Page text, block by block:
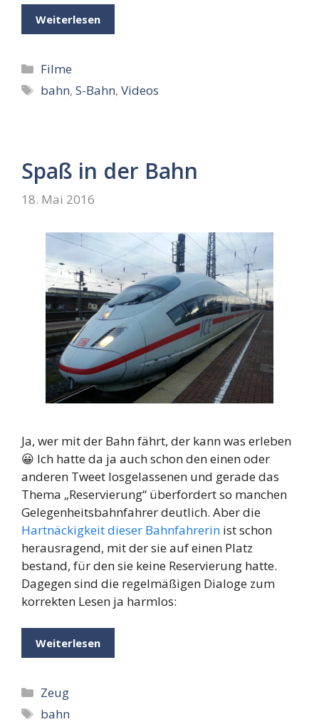
Weiterlesen
Kategorien
Filme
Schlagwörter
bahn,S-Bahn,Videos
Spaß in der Bahn
18. Mai 2016
Ja, wer mit der Bahn fährt, der kann was erleben
😀 Ich hatte da ja auch schon den einen oder
anderen Tweet losgelassenen und gerade das
Thema „Reservierung“ überfordert so manchen
Gelegenheitsbahnfahrer deutlich. Aber die
Hartnäckigkeit dieser Bahnfahrerin ist schon
herausragend, mit der sie auf einen Platz
bestand, für den sie keine Reservierung hatte.
Dagegen sind die regelmäßigen Dialoge zum
korrekten Lesen ja harmlos:
Weiterlesen
Kategorien
Zeug
Schlagwörter
bahn